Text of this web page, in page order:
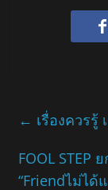
← เรื่องควรรู้
FOOL STEP
“Friendไม่ได้